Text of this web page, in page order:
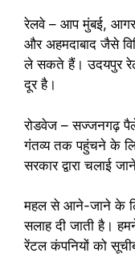
रेलवे – आप मुंबई,
और अहमदाबाद जैसे
ले सकते हैं। उदयपुर
दूर है।
रोडवेज – सज्जनगढ़
गंतव्य तक पहुंचने के
सरकार द्वारा चलाई
महल से आने-जाने के
सलाह दी जाती है।
रेंटल कंपनियों को